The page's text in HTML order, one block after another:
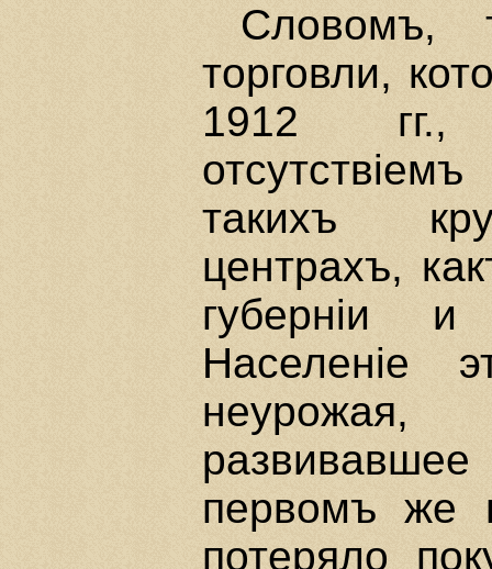
Словомъ,
торговли,
1912 гг.,
такихъ
центрахъ,
губернiи
Населенiе
неурожая,
первомъ же
потеряло